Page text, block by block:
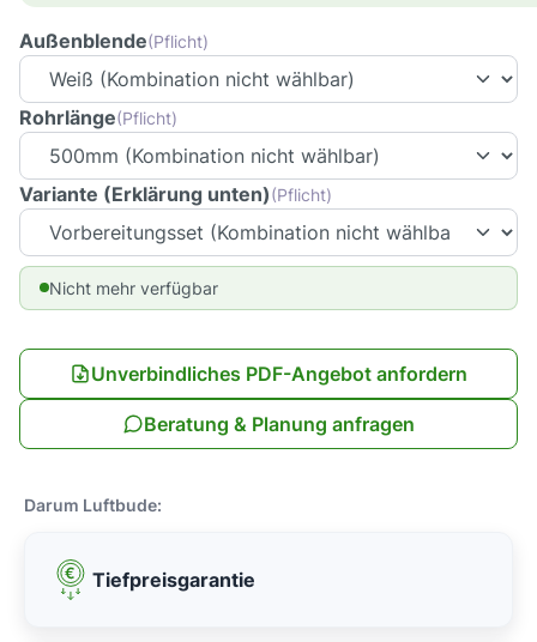
Außenblende(Pflicht)
Rohrlänge(Pflicht)
Variante (Erklärung unten)(Pflicht)
Nicht mehr verfügbar
Unverbindliches PDF-Angebot anfordern
Beratung & Planung anfragen
Darum Luftbude:
Tiefpreisgarantie